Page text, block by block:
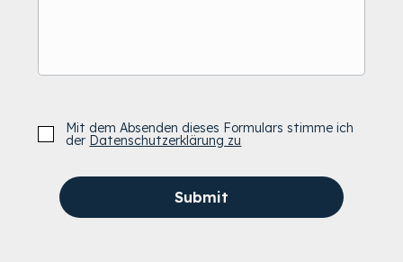
Mit dem Absenden dieses Formulars stimme ich
der Datenschutzerklärung zu
Submit